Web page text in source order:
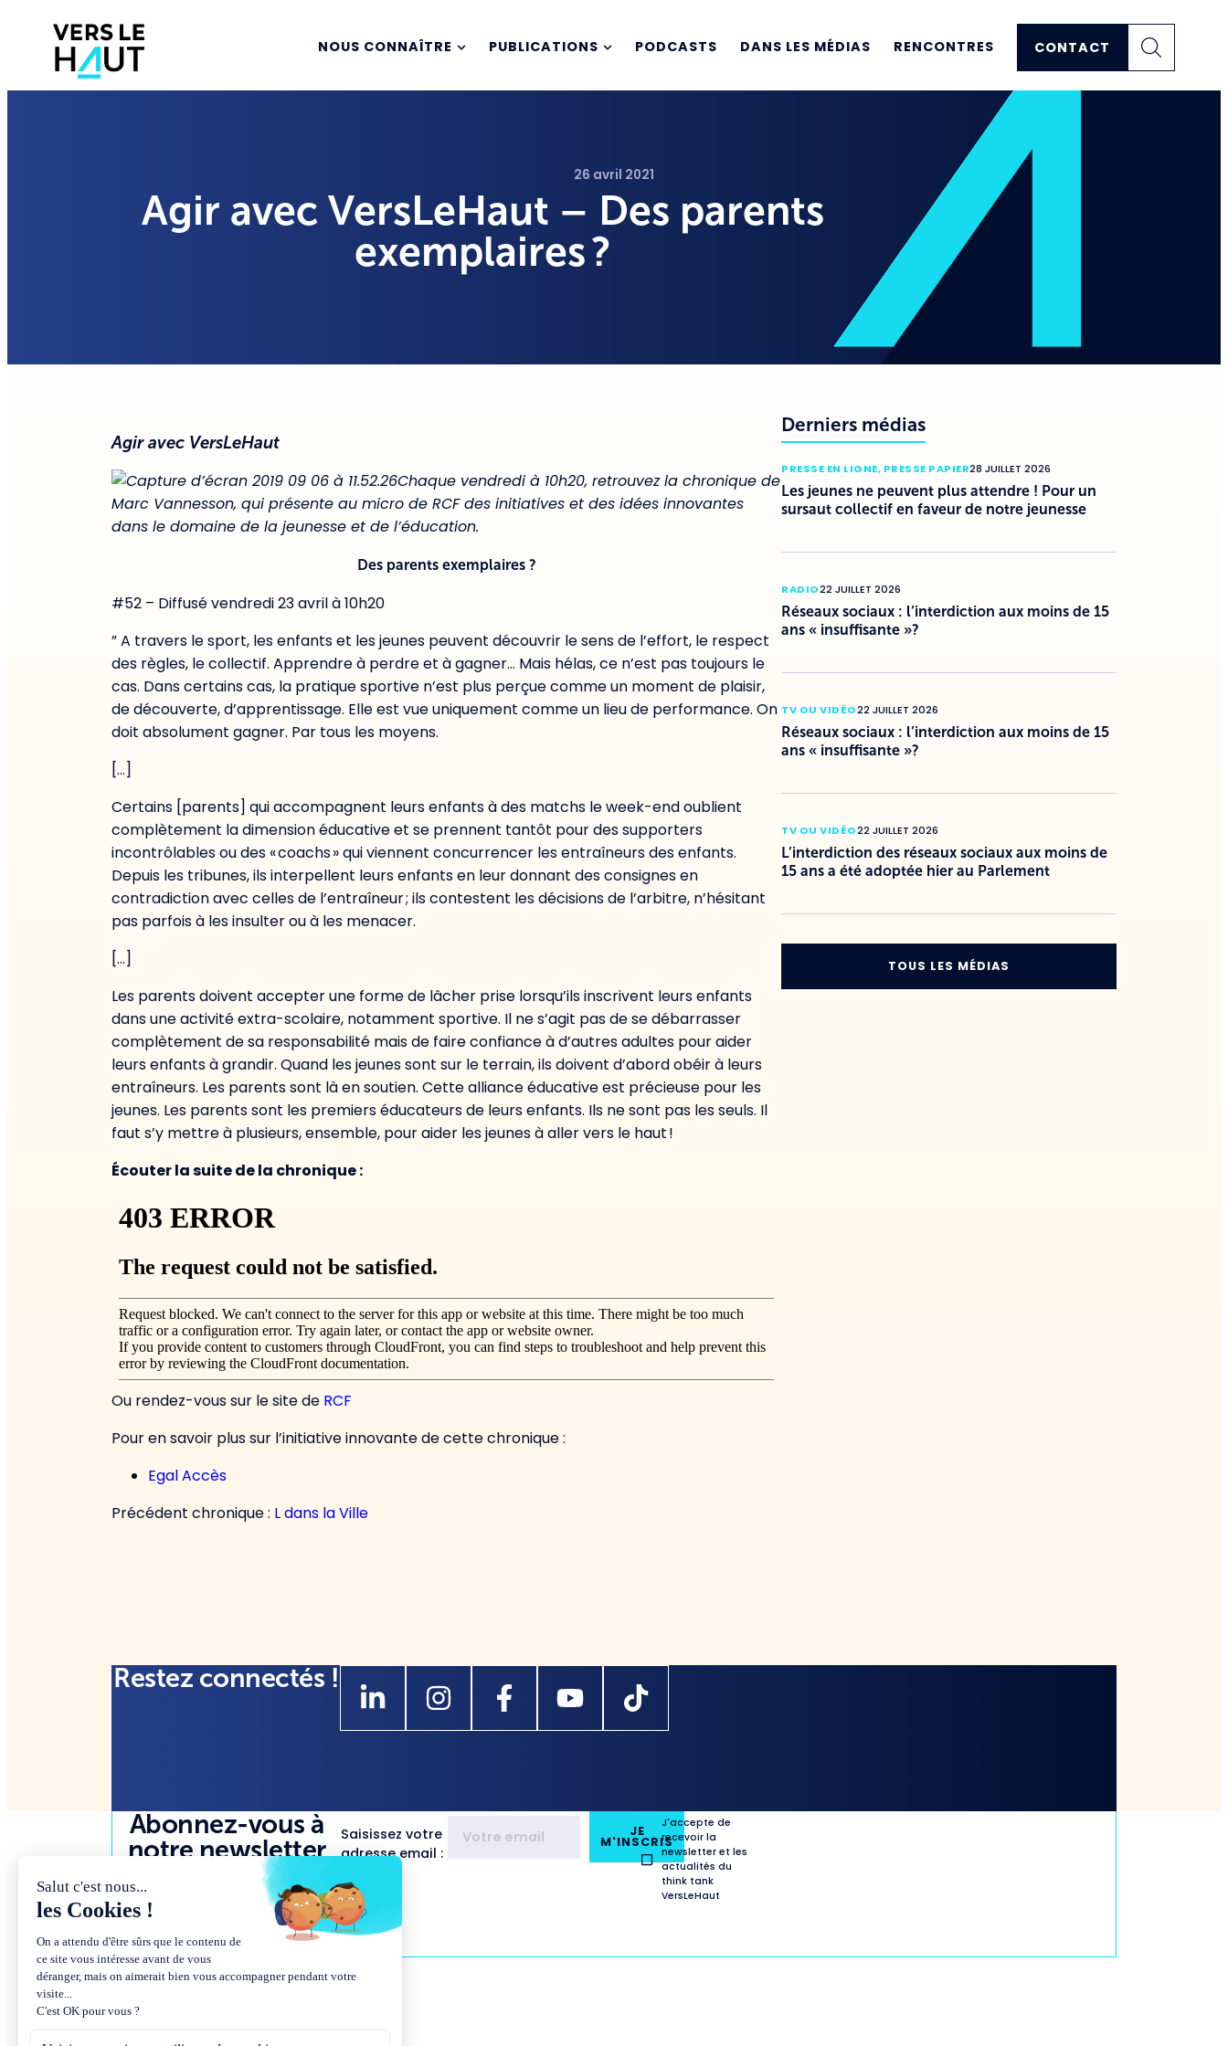
NOUS CONNAÎTRE PUBLICATIONS PODCASTS DANS LES MÉDIAS RENCONTRES CONTACT
26 avril 2021
Agir avec VersLeHaut – Des parents
exemplaires ?
Agir avec VersLeHaut
Chaque vendredi à 10h20, retrouvez la chronique de
Marc Vannesson, qui présente au micro de RCF des initiatives et des idées innovantes
dans le domaine de la jeunesse et de l’éducation.
Des parents exemplaires ?
#52 – Diffusé vendredi 23 avril à 10h20
” A travers le sport, les enfants et les jeunes peuvent découvrir le sens de l’effort, le respect
des règles, le collectif. Apprendre à perdre et à gagner… Mais hélas, ce n’est pas toujours le
cas. Dans certains cas, la pratique sportive n’est plus perçuecomme un moment de plaisir,
de découverte, d’apprentissage. Elle est vueuniquement comme un lieude performance. On
doit absolument gagner. Par tous les moyens.
[…]
Certains [parents] qui accompagnent leurs enfants à des matchs le week-end oublient
complètement la dimension éducative et se prennent tantôt pour des supporters
incontrôlablesou des « coachs » qui viennent concurrencer les entraîneurs des enfants.
Depuis les tribunes, ils interpellent leurs enfants en leur donnant des consignesen
contradiction avec celles de l’entraîneur ; ils contestent les décisions de l’arbitre, n’hésitant
pas parfois à les insulter ou à les menacer.
[…]
Les parents doivent accepter une forme de lâcher prise lorsqu’ils inscrivent leurs enfants
dans une activité extra-scolaire, notamment sportive. Il ne s’agit pas de se débarrasser
complètement de sa responsabilité mais de faire confiance à d’autres adultes pour aider
leurs enfants à grandir. Quand les jeunes sont sur le terrain, ils doivent d’abord obéir à leurs
entraîneurs. Les parents sont là en soutien. Cette alliance éducative est précieuse pour les
jeunes. Les parents sont les premiers éducateurs de leurs enfants. Ils ne sont pas les seuls. Il
faut s’y mettre à plusieurs, ensemble, pour aider les jeunes à aller vers le haut !
Écouter la suite de la chronique :
Ou rendez-vous sur le site de RCF
Pour en savoir plus sur l’initiative innovante de cette chronique :
Egal Accès
Précédent chronique : L dans la Ville
Derniers médias
PRESSE EN LIGNE, PRESSE PAPIER28 JUILLET 2026
Les jeunes ne peuvent plus attendre ! Pour un
sursaut collectif en faveur de notre jeunesse
RADIO22 JUILLET 2026
Réseaux sociaux : l’interdiction aux moins de 15
ans « insuffisante »?
TV OU VIDÉO22 JUILLET 2026
Réseaux sociaux : l’interdiction aux moins de 15
ans « insuffisante »?
TV OU VIDÉO22 JUILLET 2026
L’interdiction des réseaux sociaux aux moins de
15 ans a été adoptée hier au Parlement
TOUS LES MÉDIAS
Restez connectés !
Abonnez-vous à
notre newsletter
Saisissez votre
adresse email :
JE
M'INSCRIS
J'accepte de
recevoir la
newsletter et les
actualités du
think tank
VersLeHaut